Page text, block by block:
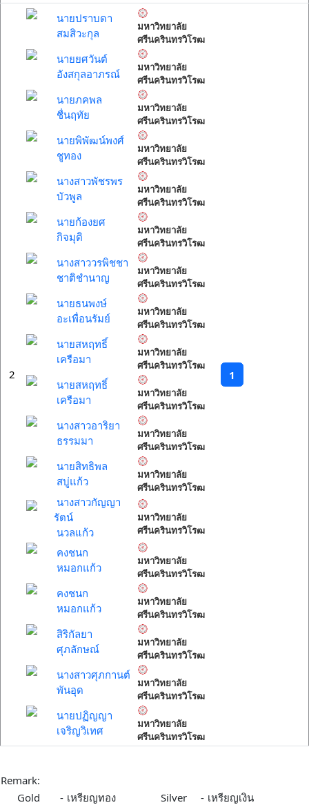
2
นายปราบดา
สมสิวะกุล
มหาวิทยาลัย
ศรีนครินทรวิโรฒ
นายยศวันต์
อังสกุลอาภรณ์
มหาวิทยาลัย
ศรีนครินทรวิโรฒ
นายภคพล
ชื่นฤทัย
มหาวิทยาลัย
ศรีนครินทรวิโรฒ
นายพิพัฒน์พงศ์
ชูทอง
มหาวิทยาลัย
ศรีนครินทรวิโรฒ
นางสาวพัชรพร
บัวพูล
มหาวิทยาลัย
ศรีนครินทรวิโรฒ
นายก้องยศ
กิจมุติ
มหาวิทยาลัย
ศรีนครินทรวิโรฒ
นางสาววรพิชชา
ชาติชำนาญ
มหาวิทยาลัย
ศรีนครินทรวิโรฒ
นายธนพงษ์
อะเพื่อนรัมย์
มหาวิทยาลัย
ศรีนครินทรวิโรฒ
นายสหฤทธิ์
เครือมา
มหาวิทยาลัย
ศรีนครินทรวิโรฒ
นายสหฤทธิ์
เครือมา
มหาวิทยาลัย
ศรีนครินทรวิโรฒ
นางสาวอาริยา
ธรรมมา
มหาวิทยาลัย
ศรีนครินทรวิโรฒ
นายสิทธิพล
สบู่แก้ว
มหาวิทยาลัย
ศรีนครินทรวิโรฒ
นางสาวกัญญา
รัตน์
นวลแก้ว
มหาวิทยาลัย
ศรีนครินทรวิโรฒ
คงชนก
หมอกแก้ว
มหาวิทยาลัย
ศรีนครินทรวิโรฒ
คงชนก
หมอกแก้ว
มหาวิทยาลัย
ศรีนครินทรวิโรฒ
สิริกัลยา
ศุภลักษณ์
มหาวิทยาลัย
ศรีนครินทรวิโรฒ
นางสาวศุภกานต์
พันอุด
มหาวิทยาลัย
ศรีนครินทรวิโรฒ
นายปฏิญญา
เจริญวิเทศ
มหาวิทยาลัย
ศรีนครินทรวิโรฒ
1
Remark:
Gold
- เหรียญทอง Silver - เหรียญเงิน